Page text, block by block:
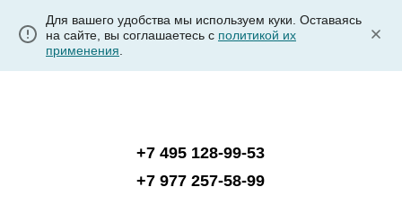
Для вашего удобства мы используем куки. Оставаясь
на сайте, вы соглашаетесь с политикой их
применения
+7 495 128-99-53
+7 977 257-58-99